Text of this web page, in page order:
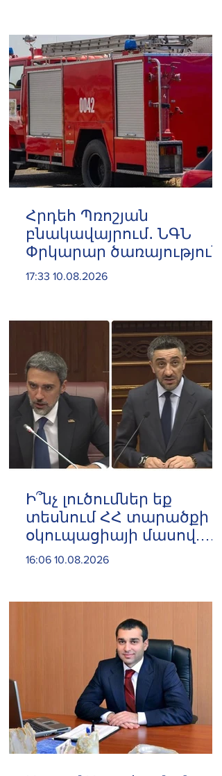
Կամենդատյան
Հրդեհ Պռոշյան
բնակավայրում․ ՆԳՆ
Փրկարար ծառայություն
17:33 10.08.2026
Ի՞նչ լուծումներ եք
տեսնում ՀՀ տարածքի
օկուպացիայի մասով.
«Լուծմանը հասնելու
16:06 10.08.2026